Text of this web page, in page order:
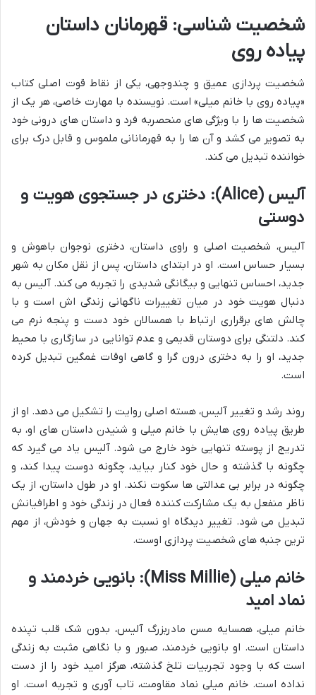
شخصیت شناسی: قهرمانان داستان
پیاده روی
شخصیت پردازی عمیق و چندوجهی، یکی از نقاط قوت اصلی کتاب
«پیاده روی با خانم میلی» است. نویسنده با مهارت خاصی، هر یک از
شخصیت ها را با ویژگی های منحصربه فرد و داستان های درونی خود
به تصویر می کشد و آن ها را به قهرمانانی ملموس و قابل درک برای
خواننده تبدیل می کند.
آلیس (Alice): دختری در جستجوی هویت و
دوستی
آلیس، شخصیت اصلی و راوی داستان، دختری نوجوان باهوش و
بسیار حساس است. او در ابتدای داستان، پس از نقل مکان به شهر
جدید، احساس تنهایی و بیگانگی شدیدی را تجربه می کند. آلیس به
دنبال هویت خود در میان تغییرات ناگهانی زندگی اش است و با
چالش های برقراری ارتباط با همسالان خود دست و پنجه نرم می
کند. دلتنگی برای دوستان قدیمی و عدم توانایی در سازگاری با محیط
جدید، او را به دختری درون گرا و گاهی اوقات غمگین تبدیل کرده
است.
روند رشد و تغییر آلیس، هسته اصلی روایت را تشکیل می دهد. او از
طریق پیاده روی هایش با خانم میلی و شنیدن داستان های او، به
تدریج از پوسته تنهایی خود خارج می شود. آلیس یاد می گیرد که
چگونه با گذشته و حال خود کنار بیاید، چگونه دوست پیدا کند، و
چگونه در برابر بی عدالتی ها سکوت نکند. او در طول داستان، از یک
ناظر منفعل به یک مشارکت کننده فعال در زندگی خود و اطرافیانش
تبدیل می شود. تغییر دیدگاه او نسبت به جهان و خودش، از مهم
ترین جنبه های شخصیت پردازی اوست.
خانم میلی (Miss Millie): بانویی خردمند و
نماد امید
خانم میلی، همسایه مسن مادربزرگ آلیس، بدون شک قلب تپنده
داستان است. او بانویی خردمند، صبور و با نگاهی مثبت به زندگی
است که با وجود تجربیات تلخ گذشته، هرگز امید خود را از دست
نداده است. خانم میلی نماد مقاومت، تاب آوری و تجربه است. او